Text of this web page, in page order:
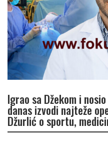
Igrao sa Džekom i
danas izvodi najteže
Džurlić o sportu,